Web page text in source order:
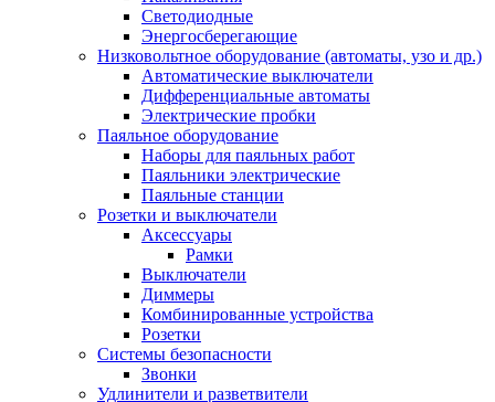
Светодиодные
Энергосберегающие
Низковольтное оборудование (автоматы, узо и др.)
Автоматические выключатели
Дифференциальные автоматы
Электрические пробки
Паяльное оборудование
Наборы для паяльных работ
Паяльники электрические
Паяльные станции
Розетки и выключатели
Аксессуары
Рамки
Выключатели
Диммеры
Комбинированные устройства
Розетки
Системы безопасности
Звонки
Удлинители и разветвители